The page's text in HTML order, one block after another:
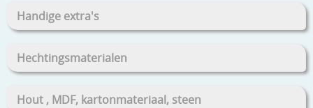
Handige extra's
Hechtingsmaterialen
Hout , MDF, kartonmateriaal, steen